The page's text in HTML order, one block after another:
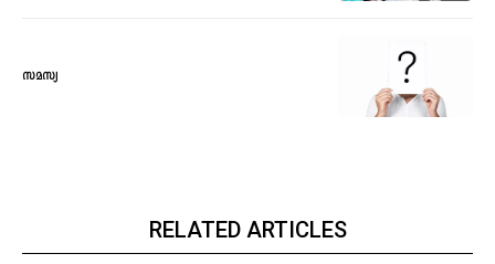
സമസ്യ
RELATED ARTICLES